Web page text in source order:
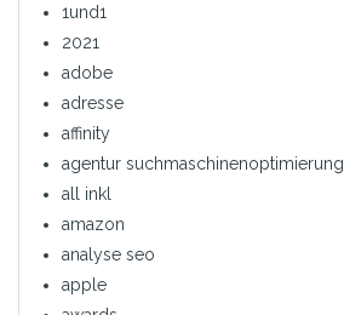
1und1
2021
adobe
adresse
affinity
agentur suchmaschinenoptimierung
all inkl
amazon
analyse seo
apple